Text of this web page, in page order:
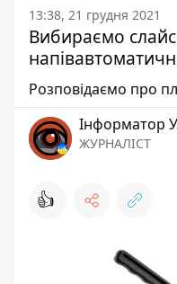
13:38, 21 грудня 2021
Вибираємо
Розповідаємо про
Інформатор
ЖУРНАЛІСТ
👍